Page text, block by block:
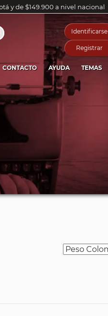
y de $149.900 a nivel nacional
Identificarse
Registrar
CONTACTO AYUDA TEMAS